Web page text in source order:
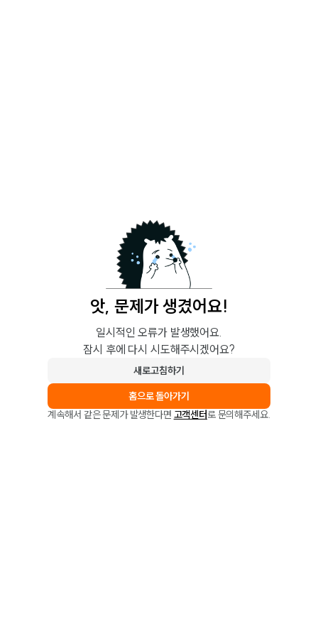
앗, 문제가 생겼어요!
일시적인 오류가 발생했어요.
잠시 후에 다시 시도해주시겠어요?
새로고침하기
홈으로 돌아가기
계속해서 같은 문제가 발생한다면 고객센터로 문의해주세요.